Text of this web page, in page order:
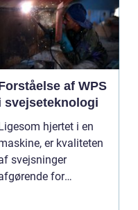
af WPS
svejseteknologi
hjertet i en
er kvaliteten
svejsninger
for